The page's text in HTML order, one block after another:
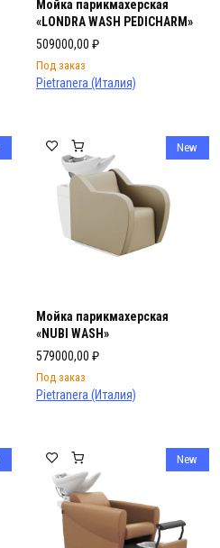
Мойка парикмахерская
«LONDRA WASH PEDICHARM»
509000,00 ₽
Под заказ
Pietranera (Италия)
New
Мойка парикмахерская
«NUBI WASH»
579000,00 ₽
Под заказ
Pietranera (Италия)
New